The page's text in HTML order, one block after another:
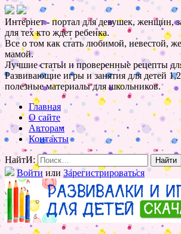
Интернет - портал для девушек, женщин,
для тех кто ждет ребенка.
Все о том как стать любимой, невестой,
мамой.
Лучшие статьи и проверенные рецепты
Развивающие игры и занятия для детей
полезные материалы для школьников.
Главная
О сайте
Авторам
Контакты
НайтИ:
Войти или Зарегистрироваться